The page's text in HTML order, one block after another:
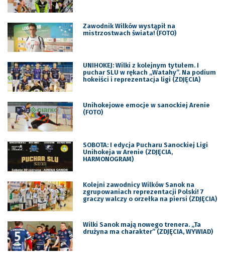
Zawodnik Wilków wystąpił na
mistrzostwach świata! (FOTO)
UNIHOKEJ: Wilki z kolejnym tytułem. I
puchar SLU w rękach „Watahy”. Na podium
hokeiści i reprezentacja ligi (ZDJĘCIA)
Unihokejowe emocje w sanockiej Arenie
(FOTO)
SOBOTA: I edycja Pucharu Sanockiej Ligi
Unihokeja w Arenie (ZDJĘCIA,
HARMONOGRAM)
Kolejni zawodnicy Wilków Sanok na
zgrupowaniach reprezentacji Polski! 7
graczy walczy o orzełka na piersi (ZDJĘCIA)
Wilki Sanok mają nowego trenera. „Ta
drużyna ma charakter” (ZDJĘCIA, WYWIAD)